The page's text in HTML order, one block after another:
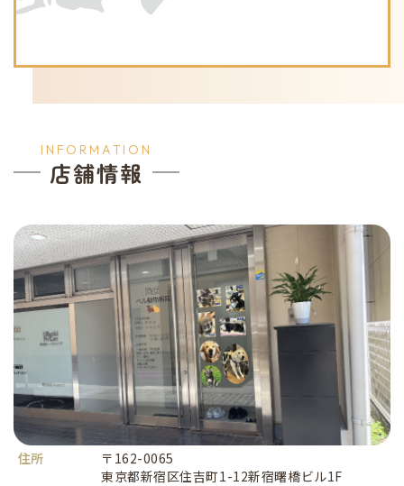
INFORMATION
店舗情報
住所
〒162-0065
東京都新宿区住吉町1-12新宿曙橋ビル1F